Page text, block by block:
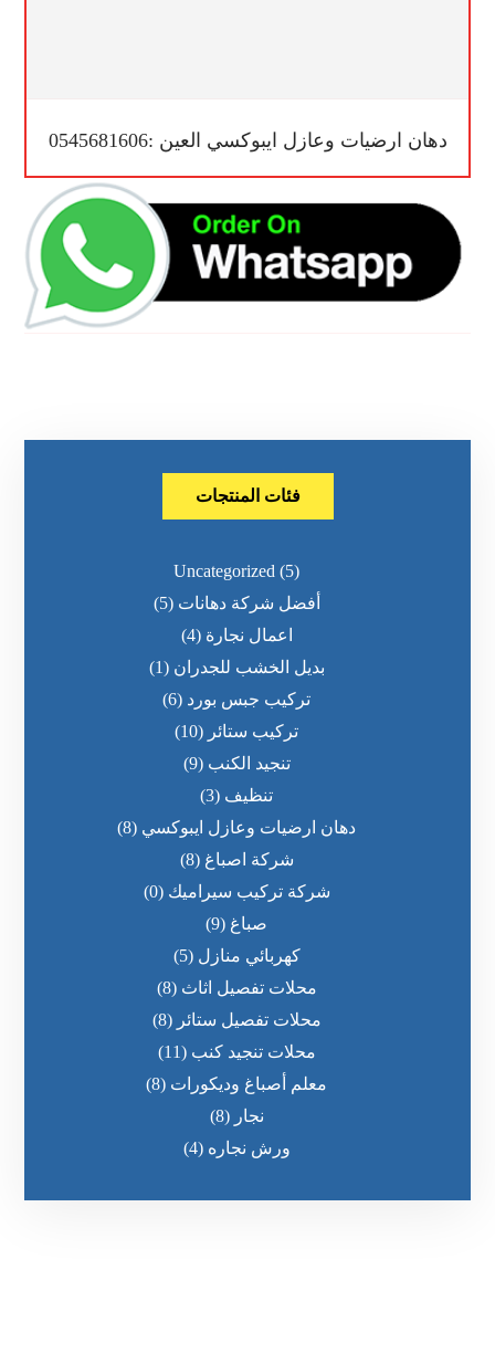
دهان ارضيات وعازل ايبوكسي العين :0545681606
فئات المنتجات
Uncategorized (5)
أفضل شركة دهانات (5)
اعمال نجارة (4)
بديل الخشب للجدران (1)
تركيب جبس بورد (6)
تركيب ستائر (10)
تنجيد الكنب (9)
تنظيف (3)
دهان ارضيات وعازل ايبوكسي (8)
شركة اصباغ (8)
شركة تركيب سيراميك (0)
صباغ (9)
كهربائي منازل (5)
محلات تفصيل اثاث (8)
محلات تفصيل ستائر (8)
محلات تنجيد كنب (11)
معلم أصباغ وديكورات (8)
نجار (8)
ورش نجاره (4)